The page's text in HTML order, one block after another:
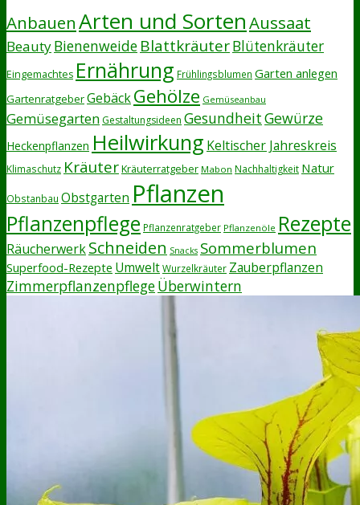
AnbauenArten und SortenAussaat
BeautyBienenweide BlattkräuterBlütenkräuter
Eingemachtes Ernährung Frühlingsblumen Garten anlegen
GartenratgeberGebäckGehölze Gemüseanbau
Gemüsegarten Gestaltungsideen GesundheitGewürze
Heckenpflanzen Heilwirkung Keltischer Jahreskreis
Klimaschutz KräuterKräuterratgeber Mabon Nachhaltigkeit Natur
Obstanbau Obstgarten Pflanzen
Pflanzenpflege Pflanzenratgeber Pflanzenöle Rezepte
RäucherwerkSchneiden Snacks Sommerblumen
Superfood-Rezepte UmweltWurzelkräuter Zauberpflanzen
ZimmerpflanzenpflegeÜberwintern